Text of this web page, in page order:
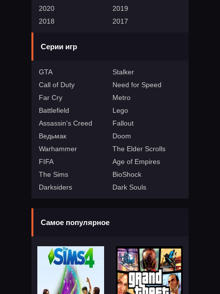
2020
2019
2018
2017
Серии игр
GTA
Stalker
Call of Duty
Need for Speed
Far Cry
Metro
Battlefield
Lego
Assassin's Creed
Fallout
Ведьмак
Doom
Warhammer
The Elder Scrolls
FIFA
Age of Empires
The Sims
BioShock
Darksiders
Dark Souls
Самое популярное